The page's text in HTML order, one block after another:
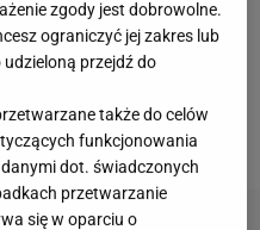
-komplementował
Michał Probierz
Euro 2024 z
zgody jest dobrowolne.
ograniczyć jej zakres lub
przejdź do
także do celów
funkcjonowania
dot. świadczonych
przetwarzanie
się w oparciu o